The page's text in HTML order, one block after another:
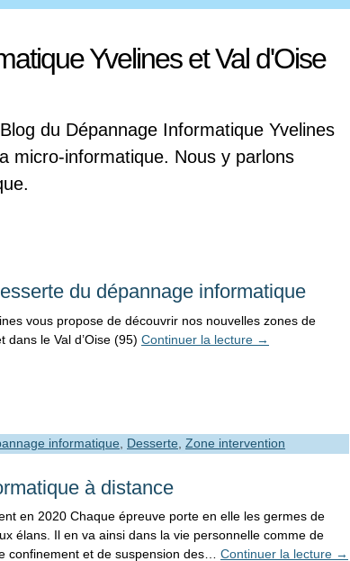
Yvelines et Val d'Oise
du Dépannage Informatique Yvelines
micro-informatique. Nous y parlons
du dépannage informatique
vous propose de découvrir nos nouvelles zones de
dans le Val d’Oise (95) Continuer la lecture →
informatique Desserte Zone intervention
à distance
en 2020 Chaque épreuve porte en elle les germes de
élans. Il en va ainsi dans la vie personnelle comme de
confinement et de suspension des… Continuer la lecture →